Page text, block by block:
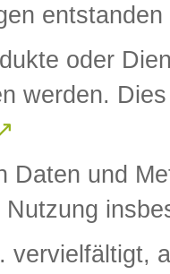
oder
werden.
Daten und
vervielfältigt,